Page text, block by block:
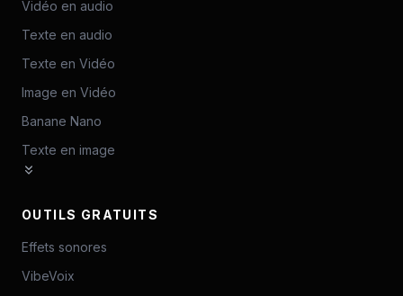
Vidéo en audio
Texte en audio
Texte en Vidéo
Image en Vidéo
Banane Nano
Texte en image
OUTILS GRATUITS
Effets sonores
VibeVoix